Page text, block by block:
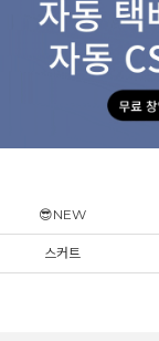
😎NEW
스커트